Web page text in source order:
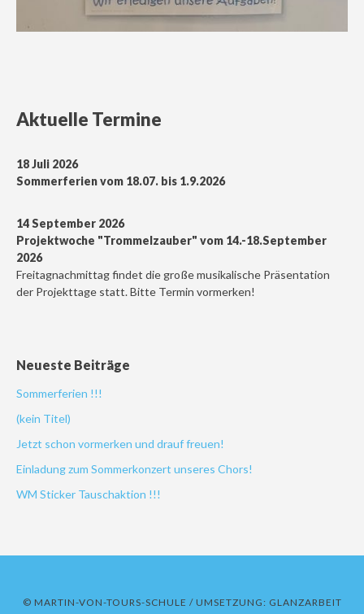
Aktuelle Termine
18 Juli 2026
Sommerferien vom 18.07. bis 1.9.2026
14 September 2026
Projektwoche "Trommelzauber" vom 14.-18.September
2026
Freitagnachmittag findet die große musikalische Präsentation
der Projekttage statt. Bitte Termin vormerken!
Neueste Beiträge
Sommerferien !!!
(kein Titel)
Jetzt schon vormerken und drauf freuen!
Einladung zum Sommerkonzert unseres Chors!
WM Sticker Tauschaktion !!!
© MARTIN-VON-TOURS-SCHULE / UMSETZUNG: GLANZARBEIT